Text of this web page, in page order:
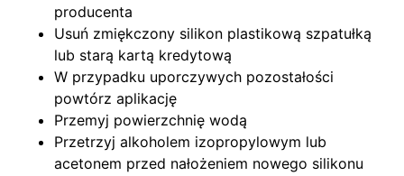
producenta
Usuń zmiękczony silikon plastikową szpatułką
lub starą kartą kredytową
W przypadku uporczywych pozostałości
powtórz aplikację
Przemyj powierzchnię wodą
Przetrzyj alkoholem izopropylowym lub
acetonem przed nałożeniem nowego silikonu